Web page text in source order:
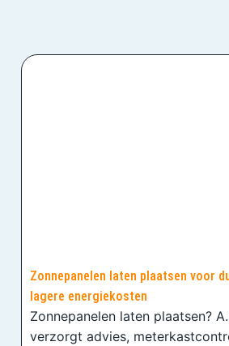
Zonnepanelen laten plaatsen voor
lagere energiekosten
Zonnepanelen laten plaatsen?
verzorgt advies,